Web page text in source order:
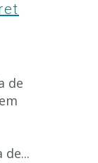
de
de...